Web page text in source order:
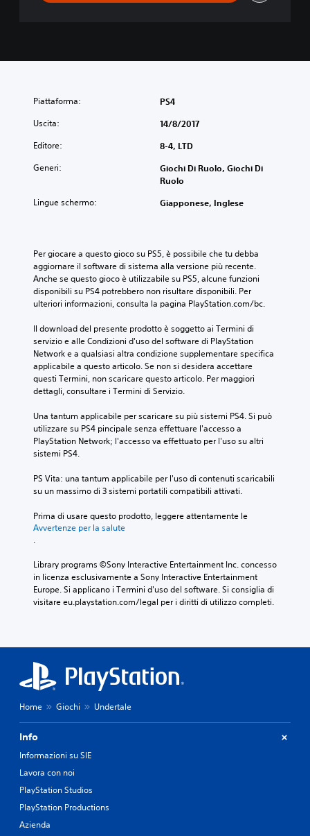
Piattaforma: PS4
Uscita: 14/8/2017
Editore: 8-4, LTD
Generi:
Giochi Di Ruolo, Giochi Di
Ruolo
Lingue schermo: Giapponese, Inglese
Per giocare a questo gioco su PS5, è possibile che tu debba
aggiornare il software di sistema alla versione più recente.
Anche se questo gioco è utilizzabile su PS5, alcune funzioni
disponibili su PS4 potrebbero non risultare disponibili. Per
ulteriori informazioni, consulta la pagina PlayStation.com/bc.
Il download del presente prodotto è soggetto ai Termini di
servizio e alle Condizioni d'uso del software di PlayStation
Network e a qualsiasi altra condizione supplementare specifica
applicabile a questo articolo. Se non si desidera accettare
questi Termini, non scaricare questo articolo. Per maggiori
dettagli, consultare i Termini di Servizio.
Una tantum applicabile per scaricare su più sistemi PS4. Si può
utilizzare su PS4 pincipale senza effettuare l'accesso a
PlayStation Network; l'accesso va effettuato per l'uso su altri
sistemi PS4.
PS Vita: una tantum applicabile per l'uso di contenuti scaricabili
su un massimo di 3 sistemi portatili compatibili attivati.
Prima di usare questo prodotto, leggere attentamente le
Avvertenze per la salute
.
Library programs ©Sony Interactive Entertainment Inc. concesso
in licenza esclusivamente a Sony Interactive Entertainment
Europe. Si applicano i Termini d'uso del software. Si consiglia di
visitare eu.playstation.com/legal per i diritti di utilizzo completi.
Home Giochi Undertale
Info
Informazioni su SIE
Lavora con noi
PlayStation Studios
PlayStation Productions
Azienda